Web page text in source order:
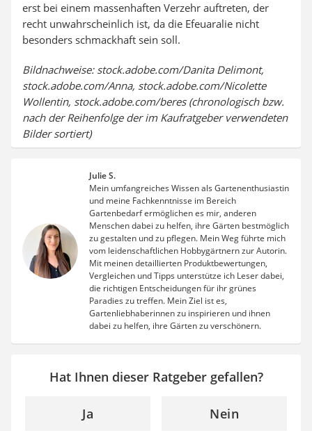
erst bei einem massenhaften Verzehr auftreten, der
recht unwahrscheinlich ist, da die Efeuaralie nicht
besonders schmackhaft sein soll.
Bildnachweise: stock.adobe.com/Danita Delimont,
stock.adobe.com/Anna, stock.adobe.com/Nicolette
Wollentin, stock.adobe.com/beres (chronologisch bzw.
nach der Reihenfolge der im Kaufratgeber verwendeten
Bilder sortiert)
Julie S.
Mein umfangreiches Wissen als Gartenenthusiastin
und meine Fachkenntnisse im Bereich
Gartenbedarf ermöglichen es mir, anderen
Menschen dabei zu helfen, ihre Gärten bestmöglich
zu gestalten und zu pflegen. Mein Weg führte mich
vom leidenschaftlichen Hobbygärtnern zur Autorin.
Mit meinen detaillierten Produktbewertungen,
Vergleichen und Tipps unterstütze ich Leser dabei,
die richtigen Entscheidungen für ihr grünes
Paradies zu treffen. Mein Ziel ist es,
Gartenliebhaberinnen zu inspirieren und ihnen
dabei zu helfen, ihre Gärten zu verschönern.
Hat Ihnen dieser Ratgeber gefallen?
Ja Nein